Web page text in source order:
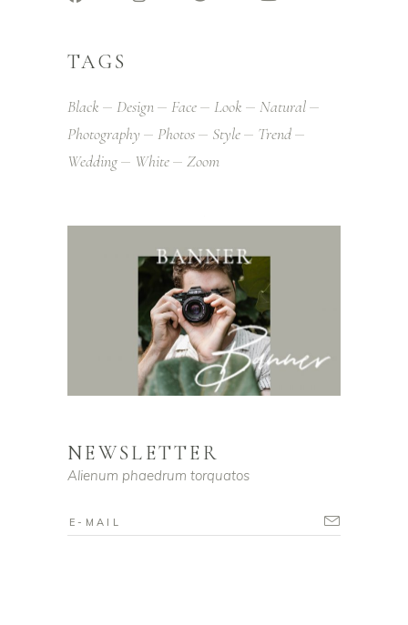
TAGS
Black Design Face Look
Natural
Photography
Photos Style
Trend
Wedding
White Zoom
NEWSLETTER
Alienum phaedrum torquatos